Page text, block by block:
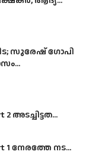
സുരേഷ് ഗോപി
2 അടച്ചിട്ടത...
1 നേരത്തേ നട...